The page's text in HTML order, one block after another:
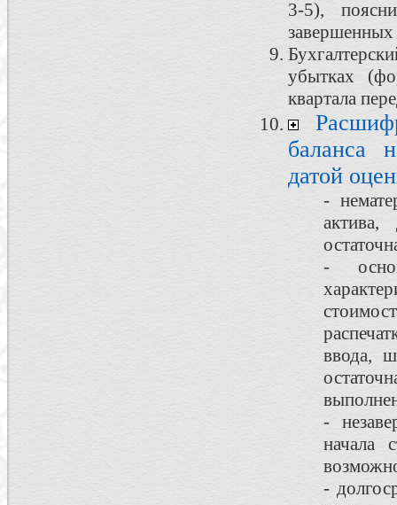
3-5),
убытках
квартала
баланса
датой
-
актива,
-
ввода,
-
начала
-